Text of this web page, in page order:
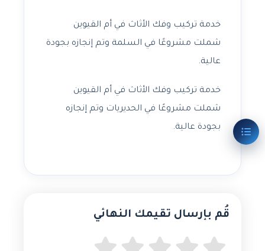
خدمة تركيب وفك الأثاث في أم القيوين
شملت مشروعًا في السلمة وتم إنجازه بجودة
عالية.
خدمة تركيب وفك الأثاث في أم القيوين
شملت مشروعًا في الحديريات وتم إنجازه
بجودة عالية.
قُم بإرسال تقيمك النهائي